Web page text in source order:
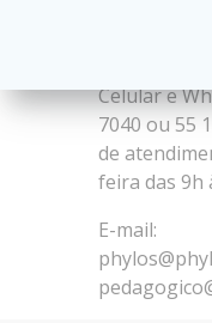
Celular e
7040 ou 55
de
feira das 9h
E-mail: